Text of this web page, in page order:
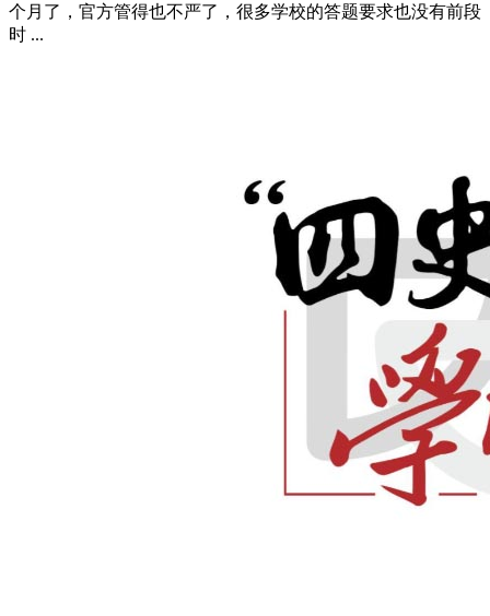
个月了，官方管得也不严了，很多学校的答题要求也没有前段
时 ...